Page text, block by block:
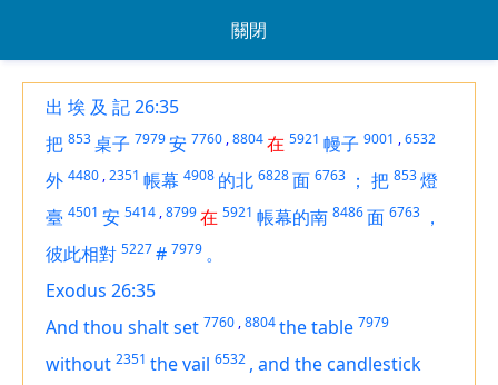
關閉
出 埃 及 記 26:35
把 853桌子 7979安 7760 ,8804在 5921 幔子 9001 ,6532
外 4480 ,2351 帳幕 4908 的北 6828面 6763 ； 把 853燈
臺 4501 安 5414 ,8799在 5921 帳幕的南 8486面 6763 ，
彼此相對 5227# 7979 。
Exodus 26:35
And thou shalt set 7760 ,8804the table 7979
without 2351 the vail 6532 , and the candlestick